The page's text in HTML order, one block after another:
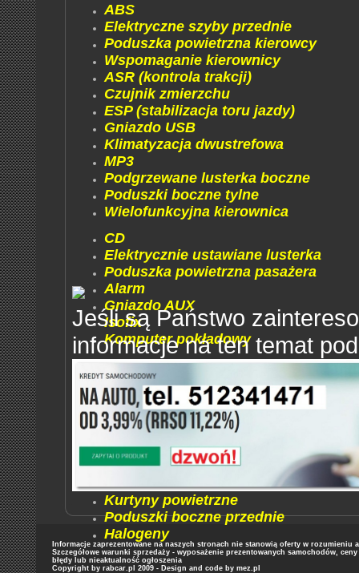
ABS
Elektryczne szyby przednie
Poduszka powietrzna kierowcy
Wspomaganie kierownicy
ASR (kontrola trakcji)
Czujnik zmierzchu
ESP (stabilizacja toru jazdy)
Gniazdo USB
Klimatyzacja dwustrefowa
MP3
Podgrzewane lusterka boczne
Poduszki boczne tylne
Wielofunkcyjna kierownica
CD
Elektrycznie ustawiane lusterka
Poduszka powietrzna pasażera
Alarm
Gniazdo AUX
Isofix
Komputer pokładowy
Centralny zamek
Immobilizer
Radio fabryczne
Alufelgi
Czujnik deszczu
Elektrochromatyczne lusterko
Gniazdo SD
Klimatyzacja
Kurtyny powietrzne
Poduszki boczne przednie
Halogeny
Jeśli są Państwo
informacje na ten temat
Informacje zaprezentowane na naszych stronach nie stanowią oferty w
Szczegółowe warunki sprzedaży - wyposażenie prezentowanych samochodów,
błędy lub nieaktualność ogłoszenia
Copyright by rabcar.pl 2009 - Design and code by mez.pl